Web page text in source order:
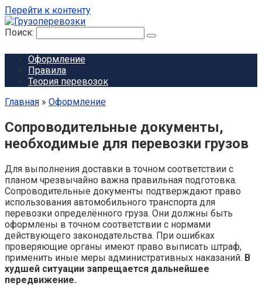
Перейти к контенту
Поиск:
Оформление
Правила
Теория перевозок
Главная » Оформление
Сопроводительные документы,
необходимые для перевозки грузов
Для выполнения доставки в точном соответствии с
планом чрезвычайно важна правильная подготовка.
Сопроводительные документы подтверждают право
использования автомобильного транспорта для
перевозки определённого груза. Они должны быть
оформлены в точном соответствии с нормами
действующего законодательства. При ошибках
проверяющие органы имеют право выписать штраф,
применить иные меры административных наказаний. В
худшей ситуации запрещается дальнейшее
передвижение.